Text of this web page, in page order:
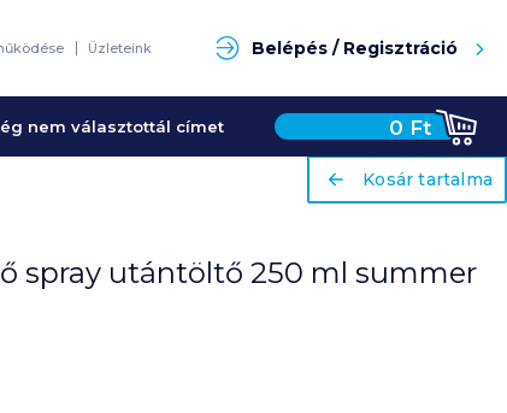
Üzleteink Belépés / Regisztráció
nem választottál címet 0 Ft
ariaLabel
Kosár tartalma
spray utántöltő 250 ml summer